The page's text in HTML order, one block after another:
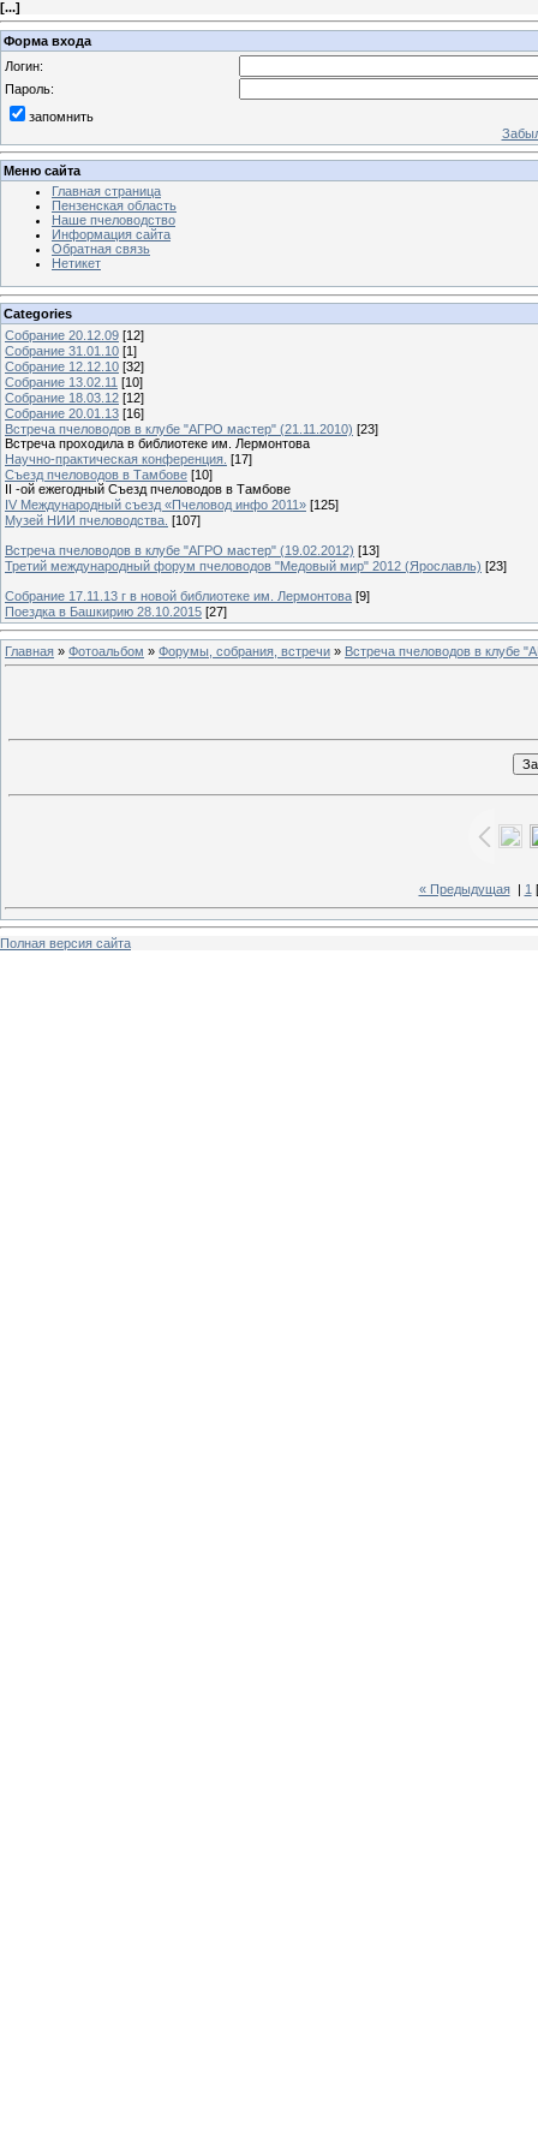
[...]
Форма входа
Логин:
Пароль:
запомнить
Меню сайта
Главная страница
Пензенская область
Наше пчеловодство
Информация сайта
Обратная связь
Нетикет
Categories
Собрание 20.12.09 [12]
Собрание 31.01.10 [1]
Собрание 12.12.10 [32]
Собрание 13.02.11 [10]
Собрание 18.03.12 [12]
Собрание 20.01.13 [16]
Встреча пчеловодов в клубе "АГРО мастер" (21.11.2010) [23]
Встреча проходила в библиотеке им. Лермонтова
Научно-практическая конференция. [17]
Съезд пчеловодов в Тамбове [10]
II -ой ежегодный Съезд пчеловодов в Тамбове
IV Международный съезд «Пчеловод инфо 2011» [125]
Музей НИИ пчеловодства. [107]
Встреча пчеловодов в клубе "АГРО мастер" (19.02.2012) [13]
Третий международный форум пчеловодов "Медовый мир" 2012 (Ярославль) [23]
Собрание 17.11.13 г в новой библиотеке им. Лермонтова [9]
Поездка в Башкирию 28.10.2015 [27]
Главная » Фотоальбом » Форумы, собрания, встречи » Встреча пчеловодов в клубе
« Предыдущая| 1 [
Полная версия сайта